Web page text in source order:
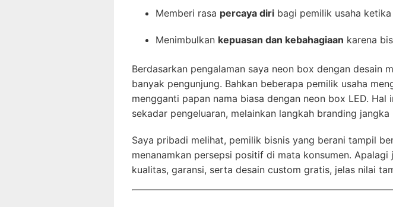
Memberi rasa percaya diri bagi pemilik usaha
Menimbulkan kepuasan dan kebahagiaan karena
Berdasarkan pengalaman saya neon box dengan desain
banyak pengunjung. Bahkan beberapa pemilik usaha
mengganti papan nama biasa dengan neon box LED.
sekadar pengeluaran, melainkan langkah branding jangka
Saya pribadi melihat, pemilik bisnis yang berani tampil
menanamkan persepsi positif di mata konsumen.
kualitas, garansi, serta desain custom gratis, jelas nilai